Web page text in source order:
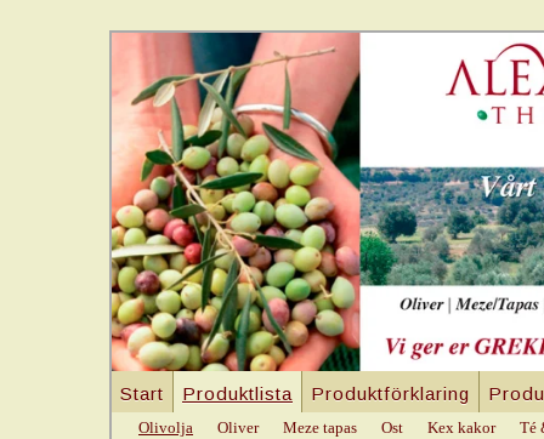
Start Produktlista Produktförklaring
Olivolja Oliver Meze tapas Ost Kex kakor Té